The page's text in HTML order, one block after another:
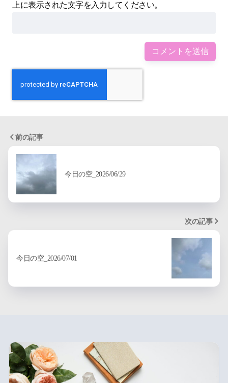
上に表示された文字を入力してください。
前の記事
今日の空_2026/06/29
次の記事
今日の空_2026/07/01